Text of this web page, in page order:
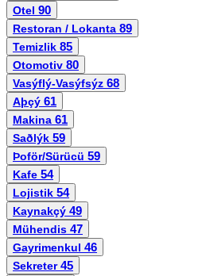
Otel 90
Restoran / Lokanta 89
Temizlik 85
Otomotiv 80
Vasýflý-Vasýfsýz 68
Aþçý 61
Makina 61
Saðlýk 59
Þoför/Sürücü 59
Kafe 54
Lojistik 54
Kaynakçý 49
Mühendis 47
Gayrimenkul 46
Sekreter45